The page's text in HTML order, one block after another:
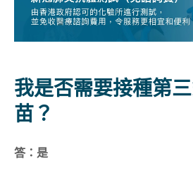
我是否需要接種第
苗？
答：是